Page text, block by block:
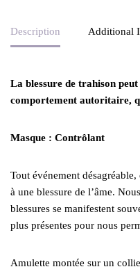
Description Additional
La blessure de trahison
comportement autoritaire,
Masque : Contrôlant
Tout événement
à une blessure de l’âme.
blessures se manifestent
plus présentes pour nous
Amulette montée sur un